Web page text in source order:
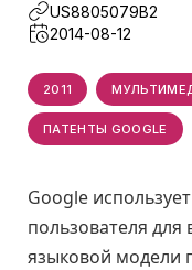
US8805079B2
2014-08-12
2011
ПАТЕНТЫ GOOGLE
Google
пользователя
языковой модели